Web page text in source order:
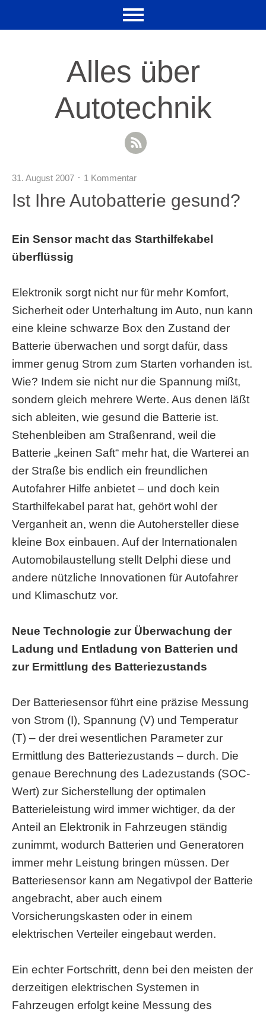
Alles über
Autotechnik
RSS Feed
31. August 2007 1 Kommentar
Ist Ihre Autobatterie gesund?
Ein Sensor macht das Starthilfekabel
überflüssig
Elektronik sorgt nicht nur für mehr Komfort,
Sicherheit oder Unterhaltung im Auto, nun kann
eine kleine schwarze Box den Zustand der
Batterie überwachen und sorgt dafür, dass
immer genug Strom zum Starten vorhanden ist.
Wie? Indem sie nicht nur die Spannung mißt,
sondern gleich mehrere Werte. Aus denen läßt
sich ableiten, wie gesund die Batterie ist.
Stehenbleiben am Straßenrand, weil die
Batterie „keinen Saft“ mehr hat, die Warterei an
der Straße bis endlich ein freundlichen
Autofahrer Hilfe anbietet – und doch kein
Starthilfekabel parat hat, gehört wohl der
Verganheit an, wenn die Autohersteller diese
kleine Box einbauen. Auf der Internationalen
Automobilaustellung stellt Delphi diese und
andere nützliche Innovationen für Autofahrer
und Klimaschutz vor.
Neue Technologie zur Überwachung der
Ladung und Entladung von Batterien und
zur Ermittlung des Batteriezustands
Der Batteriesensor führt eine präzise Messung
von Strom (I), Spannung (V) und Temperatur
(T) – der drei wesentlichen Parameter zur
Ermittlung des Batteriezustands – durch. Die
genaue Berechnung des Ladezustands (SOC-
Wert) zur Sicherstellung der optimalen
Batterieleistung wird immer wichtiger, da der
Anteil an Elektronik in Fahrzeugen ständig
zunimmt, wodurch Batterien und Generatoren
immer mehr Leistung bringen müssen. Der
Batteriesensor kann am Negativpol der Batterie
angebracht, aber auch einem
Vorsicherungskasten oder in einem
elektrischen Verteiler eingebaut werden.
Ein echter Fortschritt, denn bei den meisten der
derzeitigen elektrischen Systemen in
Fahrzeugen erfolgt keine Messung des